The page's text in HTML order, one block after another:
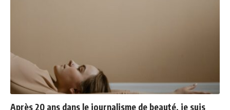
Après 20 ans dans le journalisme de beauté, je suis